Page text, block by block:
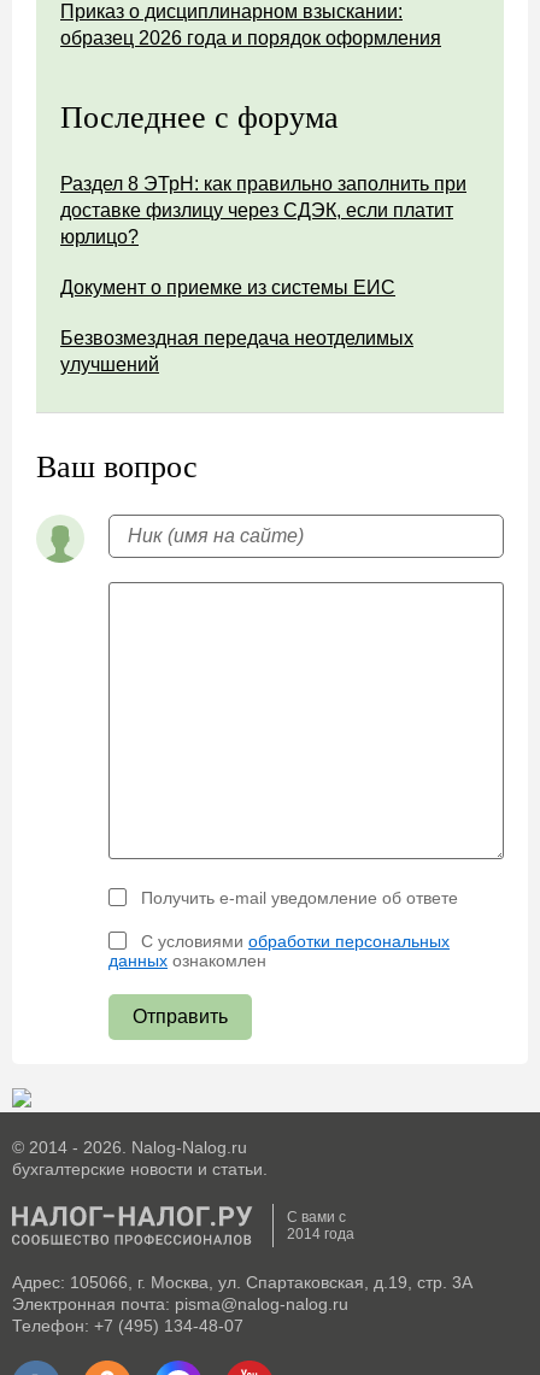
Приказ о дисциплинарном взыскании:
образец 2026 года и порядок оформления
Последнее с форума
Раздел 8 ЭТрН: как правильно заполнить при
доставке физлицу через СДЭК, если платит
юрлицо?
Документ о приемке из системы ЕИС
Безвозмездная передача неотделимых
улучшений
Ваш вопрос
Получить e-mail уведомление об ответе
С условиями обработки персональных
данных ознакомлен
Отправить
© 2014 - 2026. Nalog-Nalog.ru
бухгалтерские новости и статьи.
С вами с
2014 года
Адрес: 105066, г. Москва, ул. Спартаковская, д.19, стр. 3А
Электронная почта: pisma@nalog-nalog.ru
Телефон: +7 (495) 134-48-07